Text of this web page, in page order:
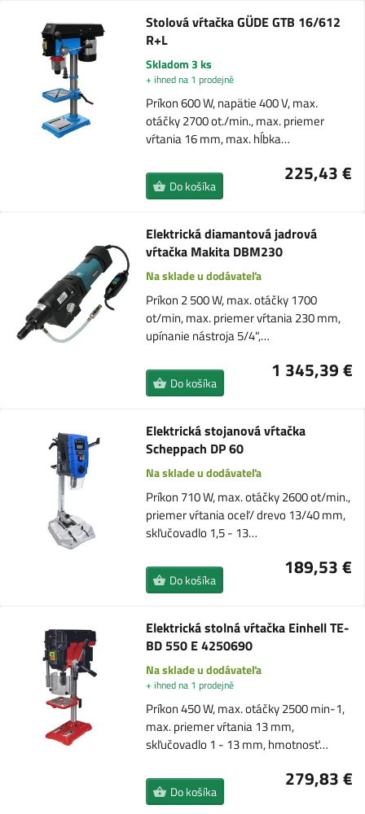
Stolová vŕtačka GÜDE GTB 16/612
R+L
Skladom 3 ks
+ ihned na 1 prodejně
Príkon 600 W, napätie 400 V, max.
otáčky 2700 ot./min., max. priemer
vŕtania 16 mm, max. hĺbka…
225,43 €
Do košíka
Elektrická diamantová jadrová
vŕtačka Makita DBM230
Na sklade u dodávateľa
Príkon 2 500 W, max. otáčky 1700
ot/min, max. priemer vŕtania 230 mm,
upínanie nástroja 5/4",…
1 345,39 €
Do košíka
Elektrická stojanová vŕtačka
Scheppach DP 60
Na sklade u dodávateľa
Príkon 710 W, max. otáčky 2600 ot/min.,
priemer vŕtania oceľ/ drevo 13/40 mm,
skľučovadlo 1,5 - 13…
189,53 €
Do košíka
Elektrická stolná vŕtačka Einhell TE-
BD 550 E 4250690
Na sklade u dodávateľa
+ ihned na 1 prodejně
Príkon 450 W, max. otáčky 2500 min-1,
max. priemer vŕtania 13 mm,
skľučovadlo 1 - 13 mm, hmotnosť…
279,83 €
Do košíka